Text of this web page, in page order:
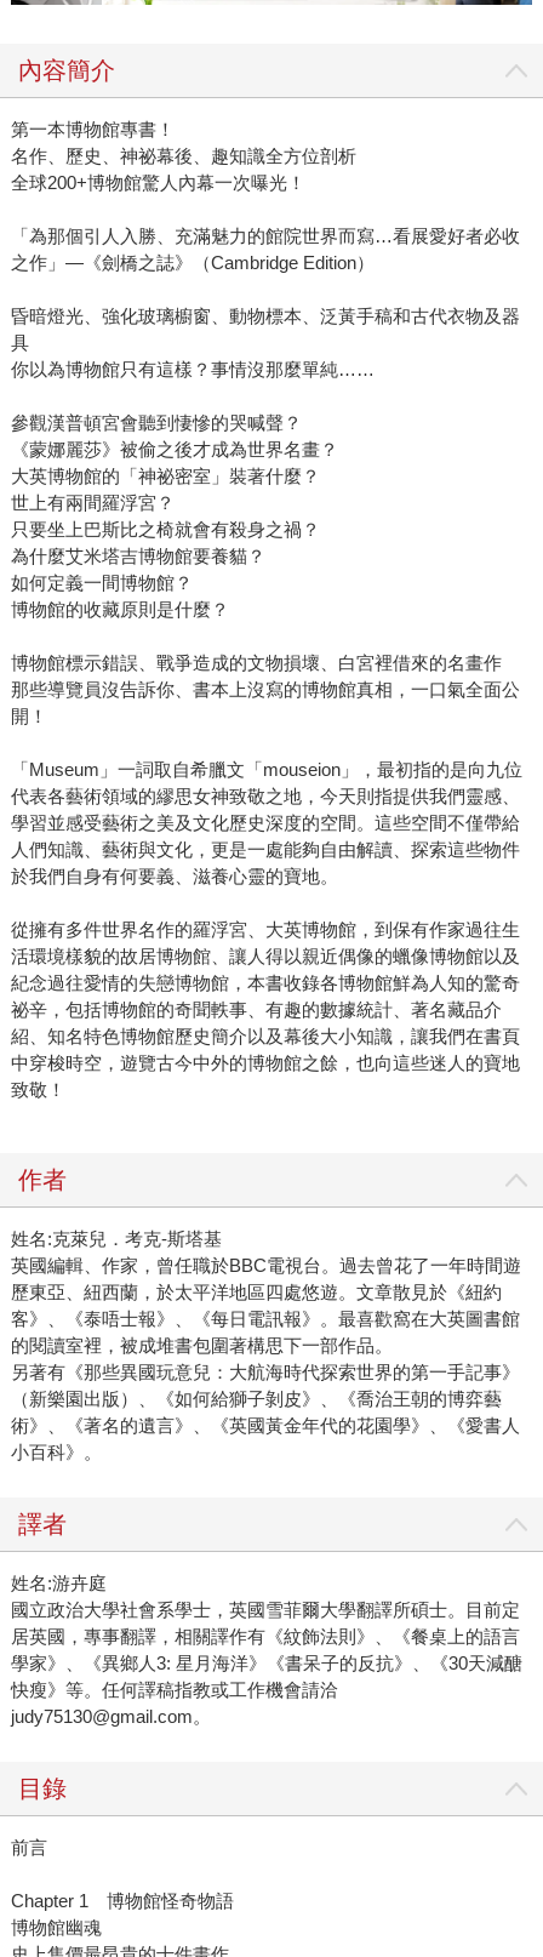
內容簡介
第一本博物館專書！
名作、歷史、神祕幕後、趣知識全方位剖析
全球200+博物館驚人內幕一次曝光！
「為那個引人入勝、充滿魅力的館院世界而寫…看展愛好者必收
之作」—《劍橋之誌》（Cambridge Edition）
昏暗燈光、強化玻璃櫥窗、動物標本、泛黃手稿和古代衣物及器
具
你以為博物館只有這樣？事情沒那麼單純……
參觀漢普頓宮會聽到悽慘的哭喊聲？
《蒙娜麗莎》被偷之後才成為世界名畫？
大英博物館的「神祕密室」裝著什麼？
世上有兩間羅浮宮？
只要坐上巴斯比之椅就會有殺身之禍？
為什麼艾米塔吉博物館要養貓？
如何定義一間博物館？
博物館的收藏原則是什麼？
博物館標示錯誤、戰爭造成的文物損壞、白宮裡借來的名畫作
那些導覽員沒告訴你、書本上沒寫的博物館真相，一口氣全面公
開！
「Museum」一詞取自希臘文「mouseion」，最初指的是向九位
代表各藝術領域的繆思女神致敬之地，今天則指提供我們靈感、
學習並感受藝術之美及文化歷史深度的空間。這些空間不僅帶給
人們知識、藝術與文化，更是一處能夠自由解讀、探索這些物件
於我們自身有何要義、滋養心靈的寶地。
從擁有多件世界名作的羅浮宮、大英博物館，到保有作家過往生
活環境樣貌的故居博物館、讓人得以親近偶像的蠟像博物館以及
紀念過往愛情的失戀博物館，本書收錄各博物館鮮為人知的驚奇
祕辛，包括博物館的奇聞軼事、有趣的數據統計、著名藏品介
紹、知名特色博物館歷史簡介以及幕後大小知識，讓我們在書頁
中穿梭時空，遊覽古今中外的博物館之餘，也向這些迷人的寶地
致敬！
作者
姓名:克萊兒．考克-斯塔基
英國編輯、作家，曾任職於BBC電視台。過去曾花了一年時間遊
歷東亞、紐西蘭，於太平洋地區四處悠遊。文章散見於《紐約
客》、《泰唔士報》、《每日電訊報》。最喜歡窩在大英圖書館
的閱讀室裡，被成堆書包圍著構思下一部作品。
另著有《那些異國玩意兒：大航海時代探索世界的第一手記事》
（新樂園出版）、《如何給獅子剝皮》、《喬治王朝的博弈藝
術》、《著名的遺言》、《英國黃金年代的花園學》、《愛書人
小百科》。
譯者
姓名:游卉庭
國立政治大學社會系學士，英國雪菲爾大學翻譯所碩士。目前定
居英國，專事翻譯，相關譯作有《紋飾法則》、《餐桌上的語言
學家》、《異鄉人3: 星月海洋》《書呆子的反抗》、《30天減醣
快瘦》等。任何譯稿指教或工作機會請洽
judy75130@gmail.com。
目錄
前言
Chapter 1 博物館怪奇物語
博物館幽魂